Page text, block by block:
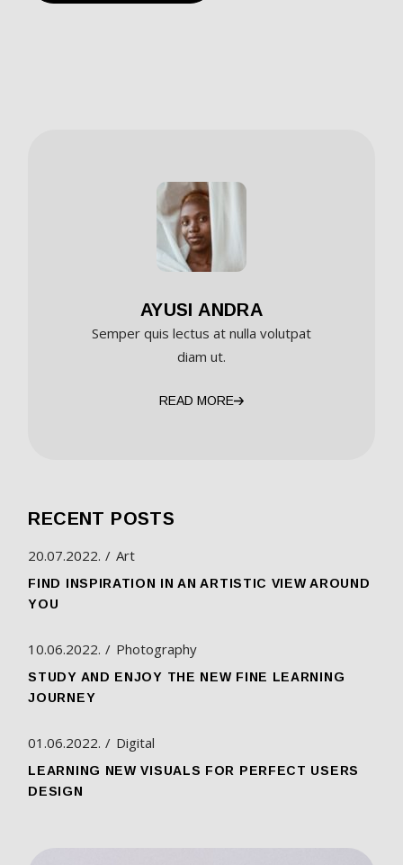
AYUSI ANDRA
Semper quis lectus at nulla volutpat
diam ut.
READ MORE
RECENT POSTS
20.07.2022. Art
FIND INSPIRATION IN AN ARTISTIC VIEW AROUND
YOU
10.06.2022. Photography
STUDY AND ENJOY THE NEW FINE LEARNING
JOURNEY
01.06.2022. Digital
LEARNING NEW VISUALS FOR PERFECT USERS
DESIGN